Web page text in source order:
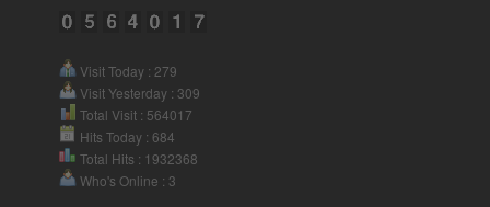
Consent Management Platform
eRecht24
Visit Today : 279
Visit Yesterday : 309
Total Visit : 564017
Hits Today : 684
Total Hits : 1932368
Who's Online : 3